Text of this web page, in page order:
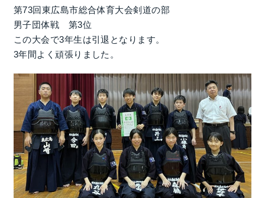
第73回東広島市総合体育大会剣道の部
男子団体戦 第3位
この大会で3年生は引退となります。
3年間よく頑張りました。